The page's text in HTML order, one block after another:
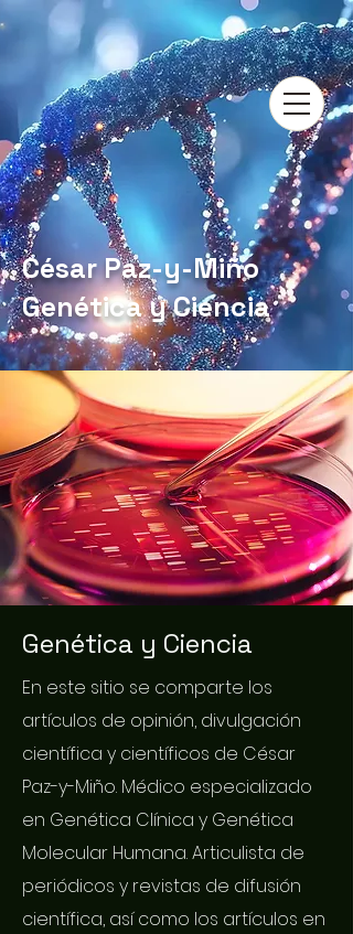
César Paz-y-Miño
Genética y Ciencia
Genética y Ciencia
En este sitio se comparte los
artículos de opinión, divulgación
científica y científicos de César
Paz-y-Miño. Médico especializado
en Genética Clínica y Genética
Molecular Humana. Articulista de
periódicos y revistas de difusión
científica, así como los artículos en